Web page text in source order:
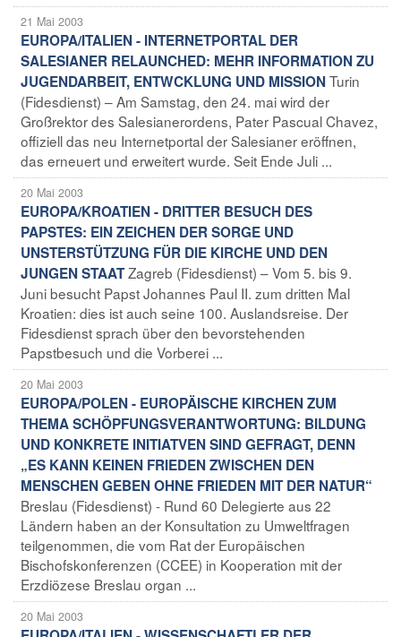
21 Mai 2003
EUROPA/ITALIEN - INTERNETPORTAL DER
SALESIANER RELAUNCHED: MEHR INFORMATION ZU
JUGENDARBEIT, ENTWCKLUNG UND MISSIONTurin
(Fidesdienst) – Am Samstag, den 24. mai wird der
Großrektor des Salesianerordens, Pater Pascual Chavez,
offiziell das neu Internetportal der Salesianer eröffnen,
das erneuert und erweitert wurde. Seit Ende Juli ...
20 Mai 2003
EUROPA/KROATIEN - DRITTER BESUCH DES
PAPSTES: EIN ZEICHEN DER SORGE UND
UNSTERSTÜTZUNG FÜR DIE KIRCHE UND DEN
JUNGEN STAATZagreb (Fidesdienst) – Vom 5. bis 9.
Juni besucht Papst Johannes Paul II. zum dritten Mal
Kroatien: dies ist auch seine 100. Auslandsreise. Der
Fidesdienst sprach über den bevorstehenden
Papstbesuch und die Vorberei ...
20 Mai 2003
EUROPA/POLEN - EUROPÄISCHE KIRCHEN ZUM
THEMA SCHÖPFUNGSVERANTWORTUNG: BILDUNG
UND KONKRETE INITIATVEN SIND GEFRAGT, DENN
„ES KANN KEINEN FRIEDEN ZWISCHEN DEN
MENSCHEN GEBEN OHNE FRIEDEN MIT DER NATUR“
Breslau (Fidesdienst) - Rund 60 Delegierte aus 22
Ländern haben an der Konsultation zu Umweltfragen
teilgenommen, die vom Rat der Europäischen
Bischofskonferenzen (CCEE) in Kooperation mit der
Erzdiözese Breslau organ ...
20 Mai 2003